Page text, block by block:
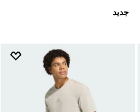
جديد